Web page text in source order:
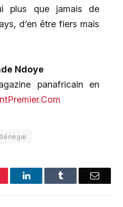
plus que jamais de
d’en être fiers mais
Ndoye
panafricain en
Sénégal
LinkedInTumblr Email